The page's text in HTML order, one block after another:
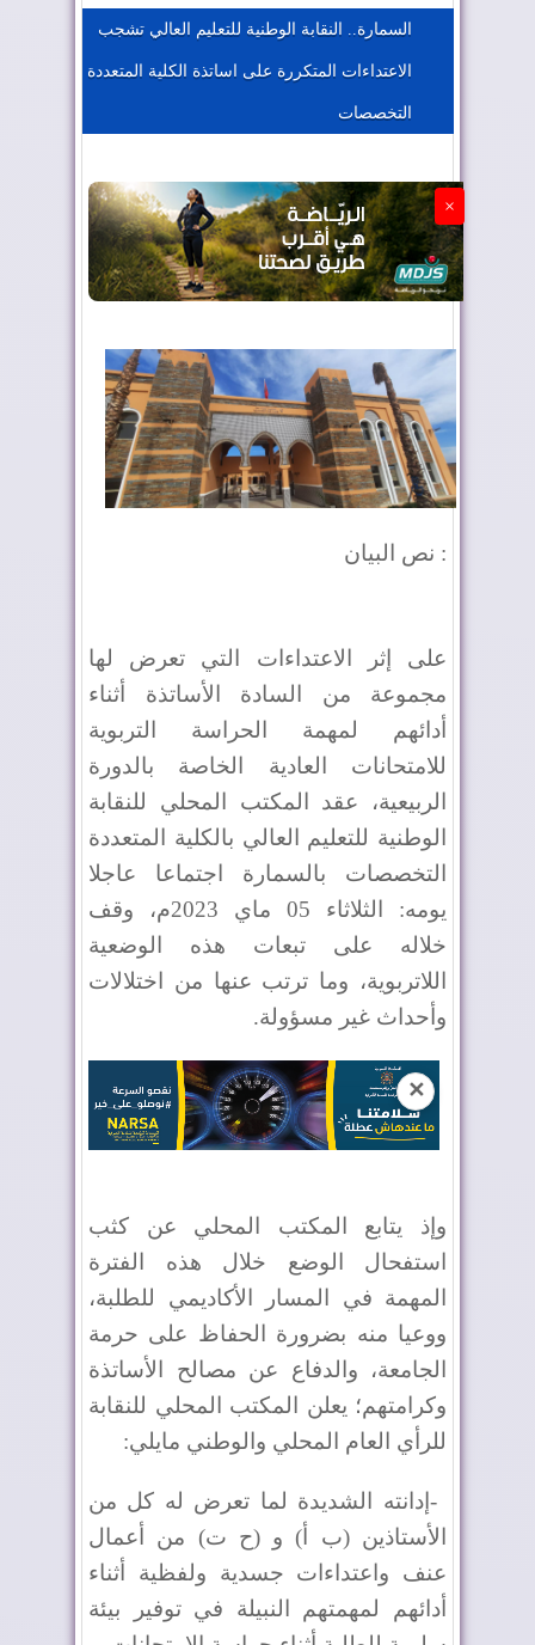
السمارة.. النقابة الوطنية للتعليم العالي تشجب
الاعتداءات المتكررة على اساتذة الكلية المتعددة
التخصصات
×
نص البيان :
على إثر الاعتداءات التي تعرض لها
مجموعة من السادة الأساتذة أثناء
أدائهم لمهمة الحراسة التربوية
للامتحانات العادية الخاصة بالدورة
الربيعية، عقد المكتب المحلي للنقابة
الوطنية للتعليم العالي بالكلية المتعددة
التخصصات بالسمارة اجتماعا عاجلا
يومه: الثلاثاء 05 ماي 2023م، وقف
خلاله على تبعات هذه الوضعية
اللاتربوية، وما ترتب عنها من اختلالات
وأحداث غير مسؤولة.
✕
وإذ يتابع المكتب المحلي عن كثب
استفحال الوضع خلال هذه الفترة
المهمة في المسار الأكاديمي للطلبة،
ووعيا منه بضرورة الحفاظ على حرمة
الجامعة، والدفاع عن مصالح الأساتذة
وكرامتهم؛ يعلن المكتب المحلي للنقابة
للرأي العام المحلي والوطني مايلي:
- إدانته الشديدة لما تعرض له كل من
الأستاذين (ب أ) و (ح ت) من أعمال
عنف واعتداءات جسدية ولفظية أثناء
أدائهم لمهمتهم النبيلة في توفير بيئة